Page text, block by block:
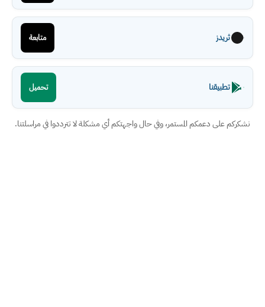
ثريدز متابعة
تطبيقنا تحميل
نشكركم على دعمكم المستمر، وفي حال واجهتكم أي مشكلة لا تترددوا في مراسلتنا.